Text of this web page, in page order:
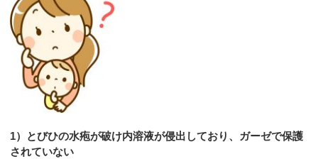
1）とびひの水疱が破け内溶液が侵出しており、ガーゼで保護
されていない